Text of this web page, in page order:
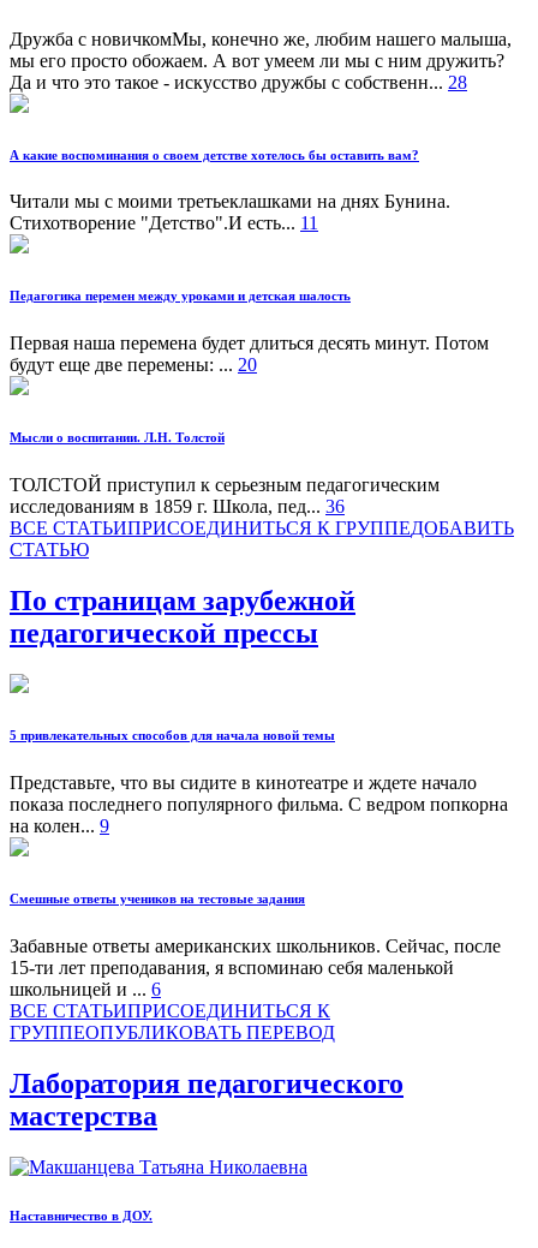
Дружба с новичкомМы, конечно же, любим нашего малыша,
мы его просто обожаем. А вот умеем ли мы с ним дружить?
Да и что это такое - искусство дружбы с собственн... 28
А какие воспоминания о своем детстве хотелось бы оставить вам?
Читали мы с моими третьеклашками на днях Бунина.
Стихотворение "Детство".И есть... 11
Педагогика перемен между уроками и детская шалость
Первая наша перемена будет длиться десять минут. Потом
будут еще две перемены: ... 20
Мысли о воспитании. Л.Н. Толстой
ТОЛСТОЙ приступил к серьезным педагогическим
исследованиям в 1859 г. Школа, пед... 36
ВСЕ СТАТЬИПРИСОЕДИНИТЬСЯ К ГРУППЕДOБАВИТЬ
СТАТЬЮ
По страницам зарубежной
педагогической прессы
5 привлекательных способов для начала новой темы
Представьте, что вы сидите в кинотеатре и ждете начало
показа последнего популярного фильма. С ведром попкорна
на колен... 9
Смешные ответы учеников на тестовые задания
Забавные ответы американских школьников. Сейчас, после
15-ти лет преподавания, я вспоминаю себя маленькой
школьницей и ... 6
ВСЕ СТАТЬИПРИСОЕДИНИТЬСЯ К
ГРУППЕОПУБЛИКОВАТЬ ПЕРЕВОД
Лаборатория педагогического
мастерства
Наставничество в ДОУ.